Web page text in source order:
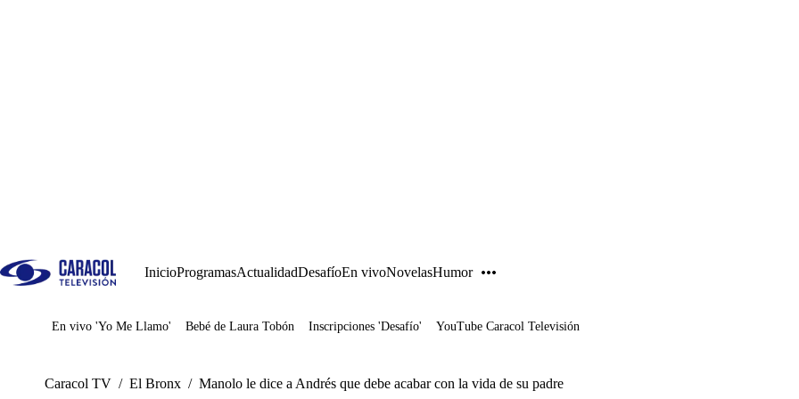
InicioProgramasActualidadDesafíoEn vivoNovelasHumor
Juegos
En vivo 'Yo Me Llamo' Bebé de Laura Tobón Inscripciones 'Desafío' YouTube Caracol Televisión
Caracol TV / El Bronx / Manolo le dice a Andrés que debe acabar con la vida de su padre